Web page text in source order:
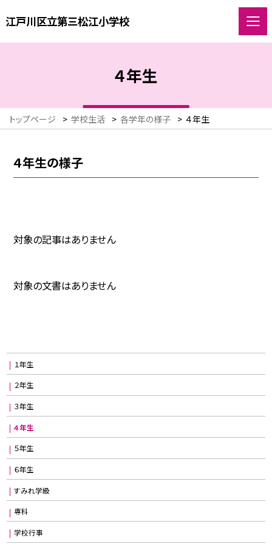
江戸川区立第三松江小学校
４年生
トップページ > 学校生活 > 各学年の様子 > ４年生
４年生の様子
対象の記事はありません
対象の文書はありません
１年生
２年生
３年生
４年生
５年生
６年生
すみれ学級
専科
学校行事